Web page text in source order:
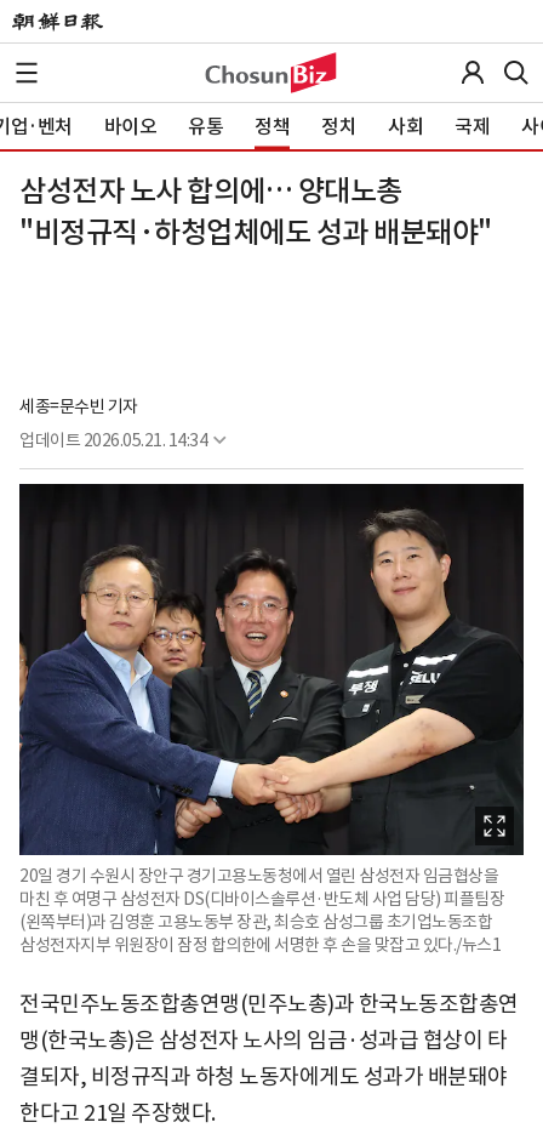
업·벤처 바이오 유통 정책 정치 사회 국제 사
삼성전자 노사 합의에… 양대노총
"비정규직·하청업체에도 성과 배분돼야"
세종=문수빈 기자
업데이트 2026.05.21. 14:34
20일 경기 수원시 장안구 경기고용노동청에서 열린 삼성전자 임금협상을
마친 후 여명구 삼성전자 DS(디바이스솔루션·반도체 사업 담당) 피플팀장
(왼쪽부터)과 김영훈 고용노동부 장관, 최승호 삼성그룹 초기업노동조합
삼성전자지부 위원장이 잠정 합의한에 서명한 후 손을 맞잡고 있다./뉴스1
전국민주노동조합총연맹(민주노총)과 한국노동조합총연
맹(한국노총)은 삼성전자 노사의 임금·성과급 협상이 타
결되자, 비정규직과 하청 노동자에게도 성과가 배분돼야
한다고 21일 주장했다.